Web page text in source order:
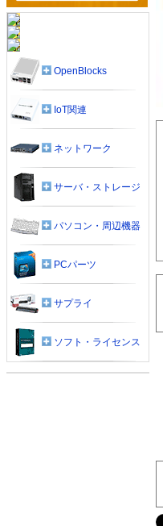
OpenBlocks
IoT関連
ネットワーク
サーバ・ストレージ
パソコン・周辺機器
PCパーツ
サプライ
ソフト・ライセンス